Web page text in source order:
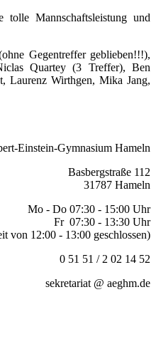
tolle Mannschaftsleistung und
Gegentreffer geblieben!!!),
Quartey (3 Treffer), Ben
Laurenz Wirthgen, Mika Jang,
Einstein-Gymnasium Hameln
Basbergstraße 112
31787 Hameln
Mo - Do 07:30 - 15:00 Uhr
Fr 07:30 - 13:30 Uhr
von 12:00 - 13:00 geschlossen)
0 51 51 / 2 02 14 52
sekretariat @ aeghm.de